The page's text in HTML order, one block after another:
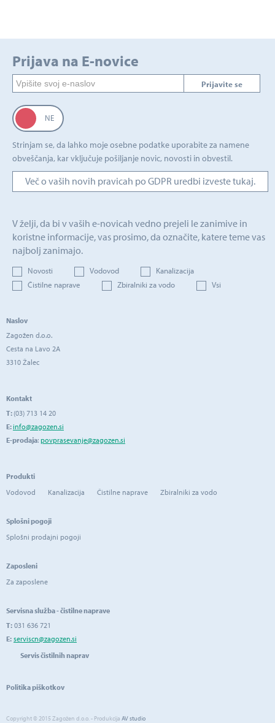
Prijava na E-novice
Prijavite se
Strinjam se, da lahko moje osebne podatke uporabite za namene
obveščanja, kar vključuje pošiljanje novic, novosti in obvestil.
Več o vaših novih pravicah po GDPR uredbi izveste tukaj.
V želji, da bi v vaših e-novicah vedno prejeli le zanimive in
koristne informacije, vas prosimo, da označite, katere teme vas
najbolj zanimajo.
Novosti Vodovod
Kanalizacija
Čistilne naprave
Zbiralniki za vodo Vsi
Naslov
Zagožen d.o.o.
Cesta na Lavo 2A
3310 Žalec
Kontakt
T: (03) 713 14 20
E:info@zagozen.si
E-prodaja: povprasevanje@zagozen.si
Produkti
Vodovod
Kanalizacija Čistilne naprave Zbiralniki za vodo
Splošni pogoji
Splošni prodajni pogoji
Zaposleni
Za zaposlene
Servisna služba - čistilne naprave
T: 031 636 721
E: serviscn@zagozen.si
Servis čistilnih naprav
Politika piškotkov
Copyright © 2015 Zagožen d.o.o. - Produkcija AV studio